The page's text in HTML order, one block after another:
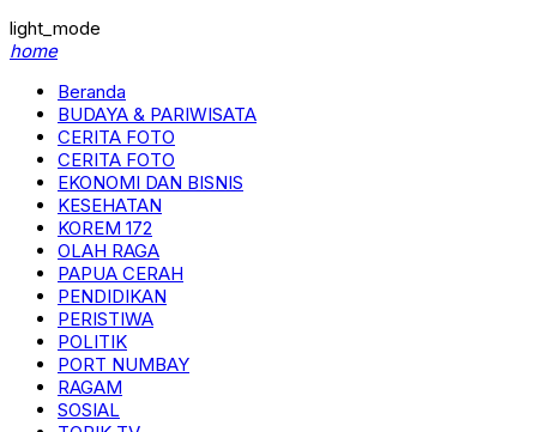
light_mode
home
Beranda
BUDAYA & PARIWISATA
CERITA FOTO
CERITA FOTO
EKONOMI DAN BISNIS
KESEHATAN
KOREM 172
OLAH RAGA
PAPUA CERAH
PENDIDIKAN
PERISTIWA
POLITIK
PORT NUMBAY
RAGAM
SOSIAL